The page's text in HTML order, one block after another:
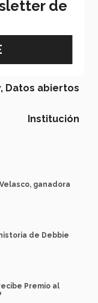
Datos abiertos
Institución
ganadora
de Debbie
Premio al
de